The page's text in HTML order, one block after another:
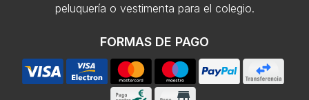
peluquería o vestimenta para el colegio.
FORMAS DE PAGO